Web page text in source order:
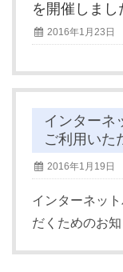
を開催しまし
2016年1月23日
インターネ
ご利用いた
2016年1月19日
インターネッ
だくためのお